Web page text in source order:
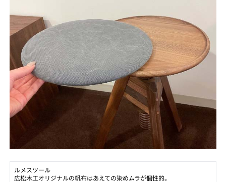
ルメスツール
広松木工オリジナルの帆布はあえての染めムラが個性的。